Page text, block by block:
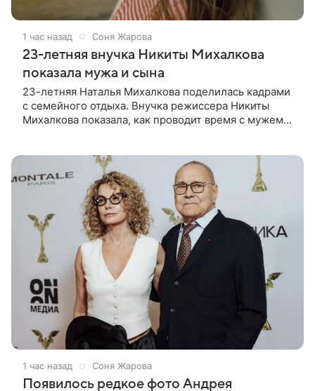
1 час назад Соня Жарова
23-летняя внучка Никиты Михалкова
показала мужа и сына
23-летняя Наталья Михалкова поделилась кадрами
с семейного отдыха. Внучка режиссера Никиты
Михалкова показала, как проводит время с мужем
1 час назад Соня Жарова
Появилось редкое фото Андрея